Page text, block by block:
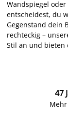
Wandspiegel
entscheidest, du
Gegenstand dein
rechteckig –
Stil an und bieten
47